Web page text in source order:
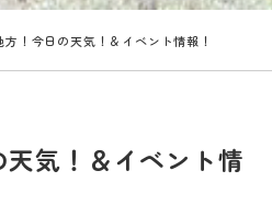
！今日の天気！＆イベント情報！
気！＆イベント情